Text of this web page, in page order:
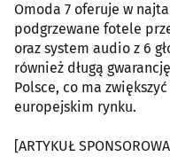
Omoda 7 oferuje w
podgrzewane fotele
oraz system audio z 6
również długą
Polsce, co ma
europejskim rynku.
[ARTYKUŁ